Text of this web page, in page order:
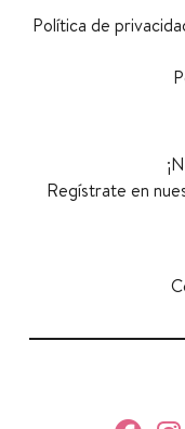
Política de
Regístrate en